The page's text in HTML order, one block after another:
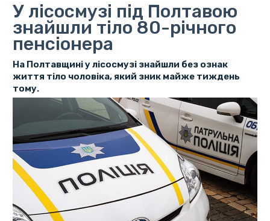
У лісосмузі під Полтавою
знайшли тіло 80-річного
пенсіонера
На Полтавщині у лісосмузі знайшли без ознак
життя тіло чоловіка, який зник майже тиждень
тому.